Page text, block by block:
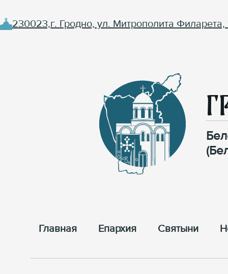
230023,г. Гродно, ул. Митрополита Филарета,
Главная Епархия Cвятыни